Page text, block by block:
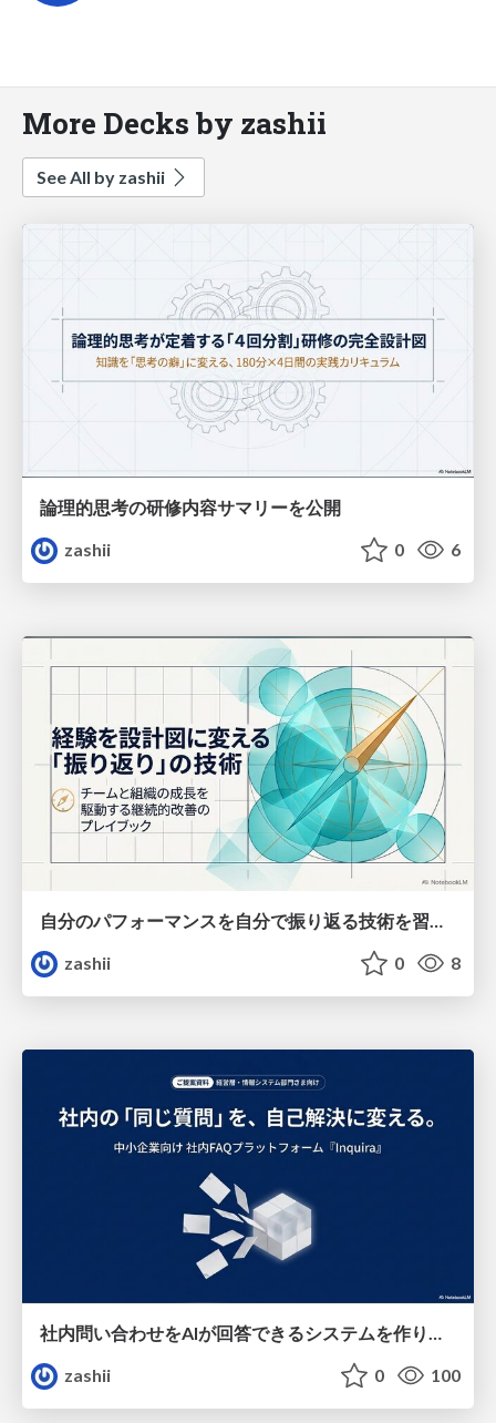
More Decks by zashii
See All by zashii
論理的思考の研修内容サマリーを公開
zashii
0 6
zashii
0 8
社内問い合わせをAIが回答できるシステムを作りました
zashii
0 100